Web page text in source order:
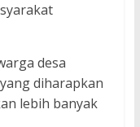
desa
diharapkan
lebih banyak